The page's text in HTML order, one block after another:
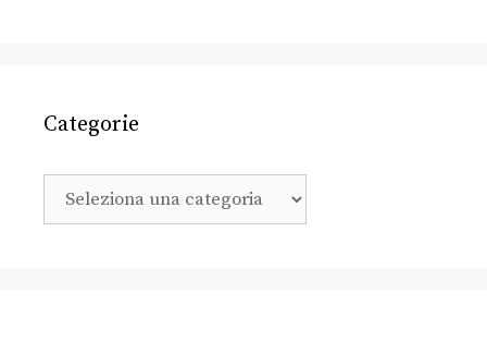
Categorie